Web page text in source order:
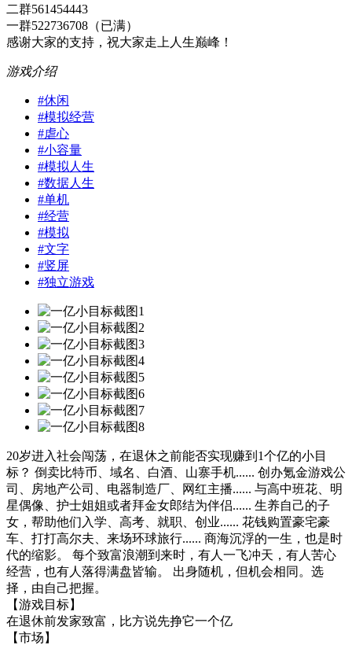
二群561454443
一群522736708（已满）
感谢大家的支持，祝大家走上人生巅峰！
游戏介绍
#休闲
#模拟经营
#虐心
#小容量
#模拟人生
#数据人生
#单机
#经营
#模拟
#文字
#竖屏
#独立游戏
20岁进入社会闯荡，在退休之前能否实现赚到1个亿的小目
标？ 倒卖比特币、域名、白酒、山寨手机...... 创办氪金游戏公
司、房地产公司、电器制造厂、网红主播...... 与高中班花、明
星偶像、护士姐姐或者拜金女郎结为伴侣...... 生养自己的子
女，帮助他们入学、高考、就职、创业...... 花钱购置豪宅豪
车、打打高尔夫、来场环球旅行...... 商海沉浮的一生，也是时
代的缩影。 每个致富浪潮到来时，有人一飞冲天，有人苦心
经营，也有人落得满盘皆输。 出身随机，但机会相同。选
择，由自己把握。
【游戏目标】
在退休前发家致富，比方说先挣它一个亿
【市场】